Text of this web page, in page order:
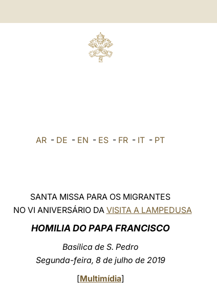
AR - DE - EN - ES - FR - IT - PT
SANTA MISSA PARA OS MIGRANTES
NO VI ANIVERSÁRIO DA VISITA A LAMPEDUSA
HOMILIA DO PAPA FRANCISCO
Basílica de S. Pedro
Segunda-feira, 8 de julho de 2019
[Multimídia]